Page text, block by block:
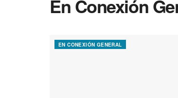
En Conexión
EN CONEXIÓN GENERAL